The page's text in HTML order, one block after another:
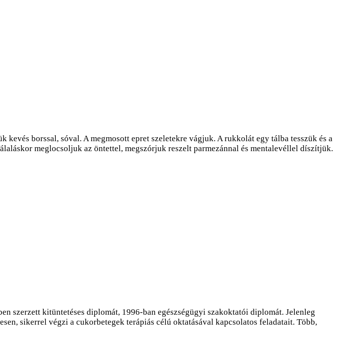
borssal, sóval. A megmosott epret szeletekre vágjuk. A rukkolát egy tálba tesszük és a
meglocsoljuk az öntettel, megszórjuk reszelt parmezánnal és mentalevéllel díszítjük.
szerzett kitüntetéses diplomát, 1996-ban egészségügyi szakoktatói diplomát. Jelenleg
sikerrel végzi a cukorbetegek terápiás célú oktatásával kapcsolatos feladatait. Több,